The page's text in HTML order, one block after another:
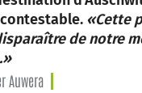
«Cette
de notre
Auwera